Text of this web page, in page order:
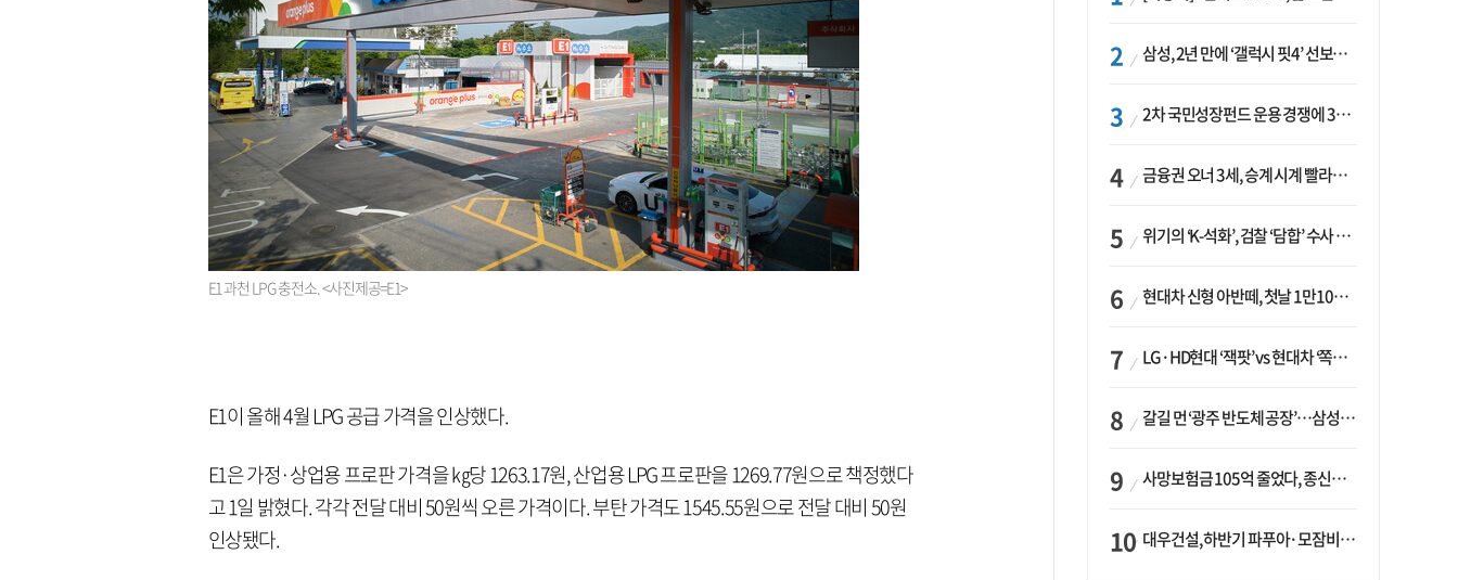
E1 과천 LPG 충전소. <사진제공=E1>
E1이 올해 4월 LPG 공급 가격을 인상했다.
E1은 가정·상업용 프로판 가격을 ㎏당 1263.17원, 산업용 LPG 프로판을 1269.77원으로 책정했다
고 1일 밝혔다. 각각 전달 대비 50원씩 오른 가격이다. 부탄 가격도 1545.55원으로 전달 대비 50원
인상됐다.
삼성, 2년 만에 ‘갤럭시 핏4’ 선보이나…웨어러블 생태계 확장 ‘시동’
2차 국민성장펀드 운용 경쟁에 33개사 몰렸다…신한·하나 등 새 얼굴 대거 합류
금융권 오너 3세, 승계 시계 빨라지나…한국투자 ‘속도’·미래에셋·메리츠는 ‘거리두기’
위기의 ‘K-석화’, 검찰 ‘담합’ 수사 착수…“LG·한화·롯데 등 7개 업체, 8개 제품 가격 담합”
현대차 신형 아반떼, 첫날 1만1094대 계약…역대 최고치 경신
LG·HD현대 ‘잭팟’ vs 현대차 ‘쪽박’…글로벌 사모펀드, 韓 대기업 투자 ‘희비’
갈길 먼 ‘광주 반도체 공장’…삼성·SK, ‘주 52시간제’ 규제 해소 ‘공방’
사망보험금 105억 줄었다, 종신보험·유동화 동시에 ‘주춤’…신한라이프는 401억 급증
대우건설, 하반기 파푸아·모잠비크 LNG 플랜트 수주 가시권…수주목표 27조로 샹향